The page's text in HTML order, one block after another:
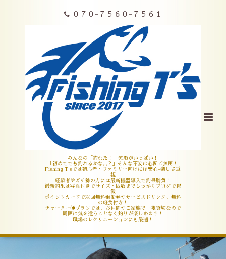
０７０-７５６０-７５６１
みんなの「釣れた！」笑顔がいっぱい！
「初めてでも釣れるかな,,,？」そんな不安は心配ご無用！
Fishing T'sでは初心者・ファミリー向けには安心+楽しさ重
視
経験者やガチ勢の方には最新機器導入で釣果勝負！
最新釣果は写真付きでサイズ・匹数までしっかりブログで掲
載
ポイントカードで次回無料乗船券やサービスドリンク、無料
の軽食付き！
チャーター便プランでは、お仲間やご家族で一隻貸切なので
周囲に気を遣うことなく釣りが楽しめます！
職場のレクリエーションにも最適！